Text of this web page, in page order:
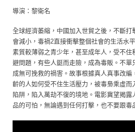
導演：黎衛名
全球經濟萎縮，中國加入世貿之後，不斷打
會減小，毒禍2直接衝擊整個社會的生活水
素質較薄弱之青少年，甚至成年人，受不住
避問題，有些人鋌而走險，成為毒販。不單
成無可挽救的禍害。故事根據真人真事改編
齡的人如何受不住生活壓力，被毒梟乘虛而
陷阱，陷入萬劫不復的境地。電影冀望揭
品的可怕，無論遇到任何打擊，也不要跟毒